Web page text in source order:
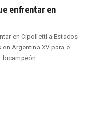
enfrentar en
en Cipolletti a Estados
Argentina XV para el
bicampeón